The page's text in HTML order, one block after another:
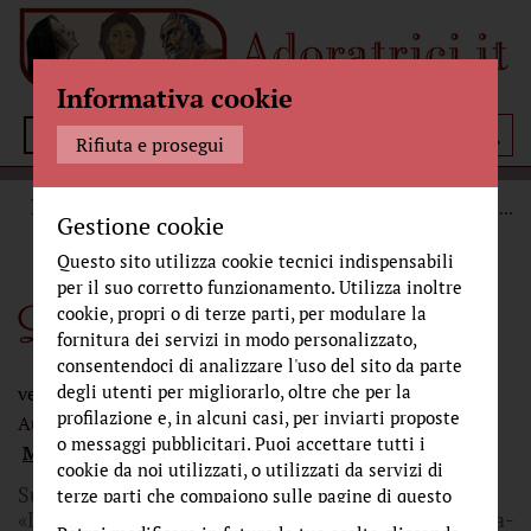
Menù
BELLEZZA ...
Le ciliegie della passione
venerdì 31 gennaio 2014
Autore: Riva, Sr. Maria Gloria Curatore:
Mangiarotti, Don Gabriele Fonte:Avvenire.it
Su Avvenire, ogni giovedì, una rubrica dal titolo:
«Dentro la Bellezza» racconta - a partire da un'opera-
Informativa cookie
Rifiuta e prosegui
Gestione cookie
Questo sito utilizza cookie tecnici indispensabili
per il suo corretto funzionamento. Utilizza inoltre
cookie, propri o di terze parti, per modulare la
fornitura dei servizi in modo personalizzato,
consentendoci di analizzare l'uso del sito da parte
degli utenti per migliorarlo, oltre che per la
profilazione e, in alcuni casi, per inviarti proposte
o messaggi pubblicitari. Puoi accettare tutti i
cookie da noi utilizzati, o utilizzati da servizi di
terze parti che compaiono sulle pagine di questo
sito, premendo il pulsante "Accetta tutti i cookie"